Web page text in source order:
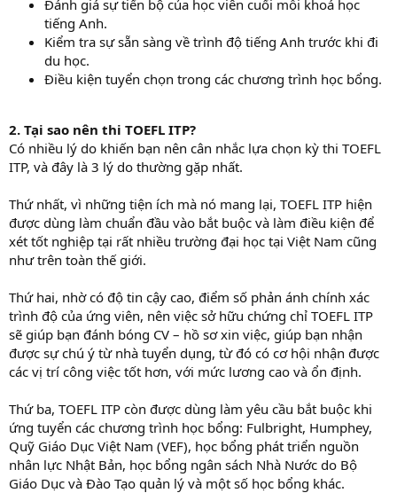
Đánh giá sự tiến bộ của học viên cuối mỗi khoá học
tiếng Anh.
Kiểm tra sự sẵn sàng về trình độ tiếng Anh trước khi đi
du học.
Điều kiện tuyển chọn trong các chương trình học bổng.
2. Tại sao nên thi TOEFL ITP?
Có nhiều lý do khiến bạn nên cân nhắc lựa chọn kỳ thi TOEFL
ITP, và đây là 3 lý do thường gặp nhất.
Thứ nhất, vì những tiện ích mà nó mang lại, TOEFL ITP hiện
được dùng làm chuẩn đầu vào bắt buộc và làm điều kiện để
xét tốt nghiệp tại rất nhiều trường đại học tại Việt Nam cũng
như trên toàn thế giới.
Thứ hai, nhờ có độ tin cậy cao, điểm số phản ánh chính xác
trình độ của ứng viên, nên việc sở hữu chứng chỉ TOEFL ITP
sẽ giúp bạn đánh bóng CV – hồ sơ xin việc, giúp bạn nhận
được sự chú ý từ nhà tuyển dụng, từ đó có cơ hội nhận được
các vị trí công việc tốt hơn, với mức lương cao và ổn định.
Thứ ba, TOEFL ITP còn được dùng làm yêu cầu bắt buộc khi
ứng tuyển các chương trình học bổng: Fulbright, Humphey,
Quỹ Giáo Dục Việt Nam (VEF), học bổng phát triển nguồn
nhân lực Nhật Bản, học bổng ngân sách Nhà Nước do Bộ
Giáo Dục và Đào Tạo quản lý và một số học bổng khác.